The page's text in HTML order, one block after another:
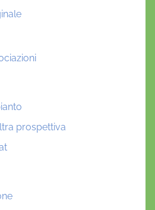
prospettiva